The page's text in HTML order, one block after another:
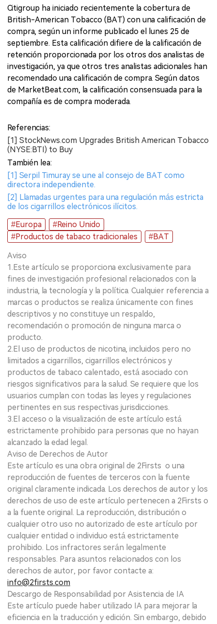
Citigroup ha iniciado recientemente la cobertura de
British-American Tobacco (BAT) con una calificación de
compra, según un informe publicado el lunes 25 de
septiembre. Esta calificación difiere de la calificación de
retención proporcionada por los otros dos analistas de
investigación, ya que otros tres analistas adicionales han
recomendado una calificación de compra. Según datos
de MarketBeat.com, la calificación consensuada para la
compañía es de compra moderada.
Referencias:
[1] StockNews.com Upgrades British American Tobacco
(NYSE:BTI) to Buy
También lea:
[1] Serpil Timuray se une al consejo de BAT como
directora independiente.
[2] Llamadas urgentes para una regulación más estricta
de los cigarrillos electrónicos ilícitos.
#Europa
#Reino Unido
#Productos de tabaco tradicionales
#BAT
Aviso
1.Este artículo se proporciona exclusivamente para
fines de investigación profesional relacionados con la
industria, la tecnología y la política. Cualquier referencia a
marcas o productos se realiza únicamente con fines
descriptivos y no constituye un respaldo,
recomendación o promoción de ninguna marca o
producto.
2.El uso de productos de nicotina, incluidos pero no
limitados a cigarrillos, cigarrillos electrónicos y
productos de tabaco calentado, está asociado con
riesgos significativos para la salud. Se requiere que los
usuarios cumplan con todas las leyes y regulaciones
pertinentes en sus respectivas jurisdicciones.
3.El acceso o la visualización de este artículo está
estrictamente prohibido para personas que no hayan
alcanzado la edad legal.
Aviso de Derechos de Autor
Este artículo es una obra original de 2Firsts o una
reproducción de fuentes de terceros con la fuente
original claramente indicada. Los derechos de autor y los
derechos de uso de este artículo pertenecen a 2Firsts o
a la fuente original. La reproducción, distribución o
cualquier otro uso no autorizado de este artículo por
cualquier entidad o individuo está estrictamente
prohibido. Los infractores serán legalmente
responsables. Para asuntos relacionados con los
derechos de autor, por favor contacte a:
info@2firsts.com
Descargo de Responsabilidad por Asistencia de IA
Este artículo puede haber utilizado IA para mejorar la
eficiencia en la traducción y edición. Sin embargo, debido